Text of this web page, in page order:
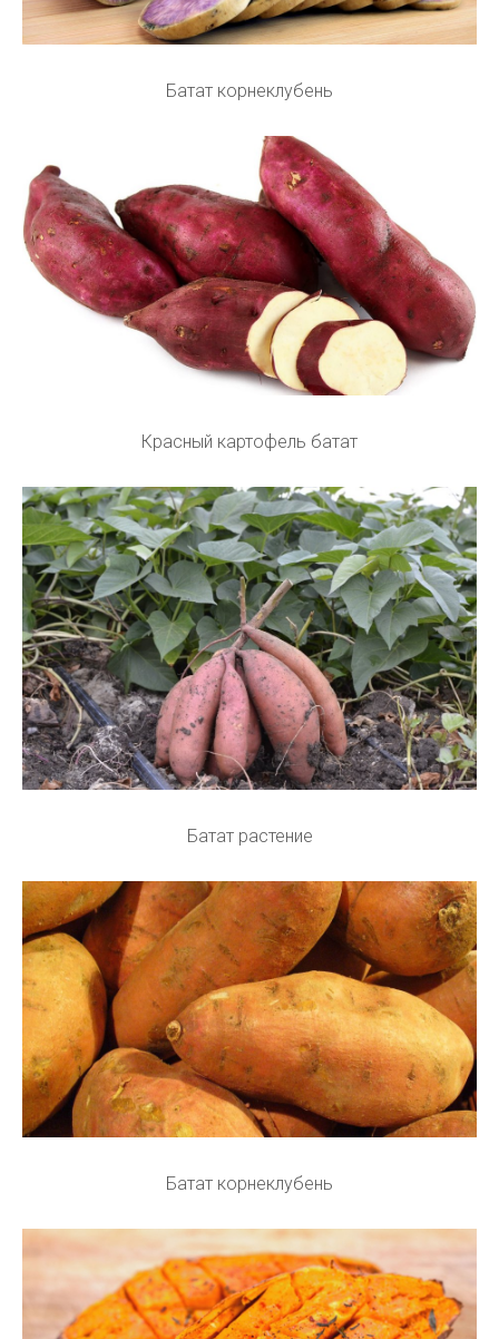
Батат корнеклубень
Красный картофель батат
Батат растение
Батат корнеклубень